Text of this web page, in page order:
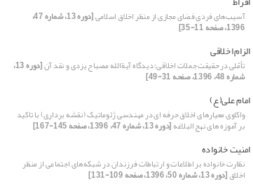
آسیب‌های فردیِ فضای مجازی از منظر اخلاق اسلامی [دوره 13، شماره 47،
1396، صفحه 11-35]
الزام اخلاقی
تأمّلی در حقیقت جملات اخلاقی؛ دیدگاه آیة‏الله مصباح یزدی و نقد آن [دوره 13،
شماره 48، 1396، صفحه 31-49]
امام علی(ع)
واکاوی معیارهای اخلاق حرفه ای در مهندسی ژئوماتیک (نقشه برداری) با تاکید
بر آموزه های نهج البلاغه[دوره 13، شماره 47، 1396، صفحه 145-167]
امنیت خانواده
نظارت خانواده بر اطلاعات و ارتباطات فرزندان در شبکه‌های اجتماعی از منظر
اخلاق[دوره 13، شماره 50، 1396، صفحه 109-131]